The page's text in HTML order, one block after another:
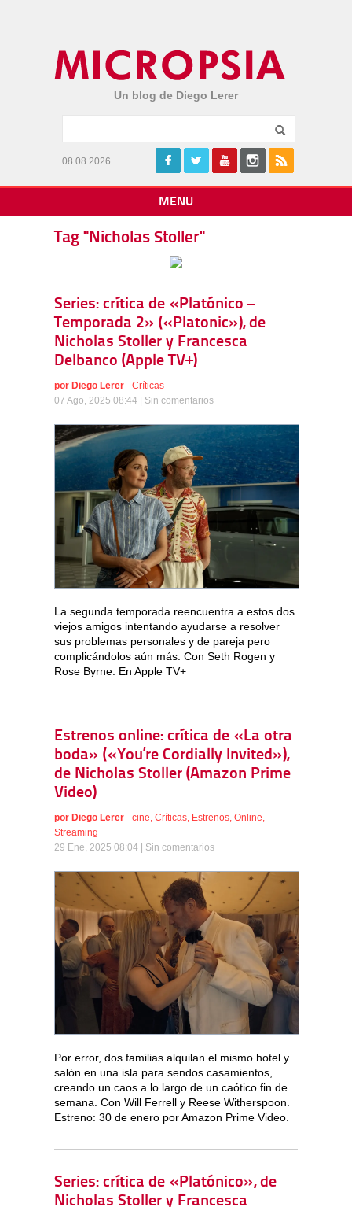
Un blog de Diego Lerer
08.08.2026
MENU
Tag "Nicholas Stoller"
Series: crítica de «Platónico –
Temporada 2» («Platonic»), de
Nicholas Stoller y Francesca
Delbanco (Apple TV+)
por Diego Lerer - Críticas
07 Ago, 2025 08:44 | Sin comentarios
La segunda temporada reencuentra a estos dos
viejos amigos intentando ayudarse a resolver
sus problemas personales y de pareja pero
complicándolos aún más. Con Seth Rogen y
Rose Byrne. En Apple TV+
Estrenos online: crítica de «La otra
boda» («You’re Cordially Invited»),
de Nicholas Stoller (Amazon Prime
Video)
por Diego Lerer - cine Críticas Estrenos Online
Streaming
29 Ene, 2025 08:04 | Sin comentarios
Por error, dos familias alquilan el mismo hotel y
salón en una isla para sendos casamientos,
creando un caos a lo largo de un caótico fin de
semana. Con Will Ferrell y Reese Witherspoon.
Estreno: 30 de enero por Amazon Prime Video.
Series: crítica de «Platónico», de
Nicholas Stoller y Francesca